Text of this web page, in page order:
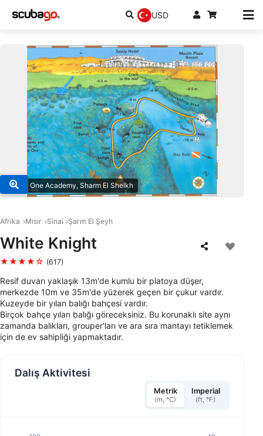
USD
© Dive One Academy, Sharm El Sheikh
Afrika Mısır Sinai Şarm El Şeyh
White Knight
★★★★☆ (617)
Resif duvarı yaklaşık 13m'de kumlu bir platoya düşer,
merkezde 10m ve 35m'de yüzerek geçen bir çukur vardır.
Kuzeyde bir yılan balığı bahçesi vardır.
Birçok bahçe yılan balığı göreceksiniz. Bu korunaklı site aynı
zamanda balıkları, grouper'ları ve ara sıra mantayı tetiklemek
için de ev sahipliği yapmaktadır.
Dalış Aktivitesi
Metrik
(m, °C)
Imperial
(ft, °F)